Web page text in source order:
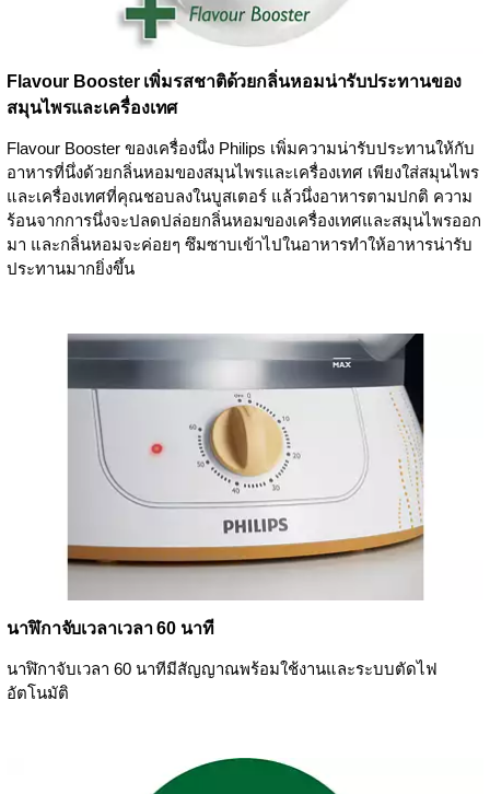
Flavour Booster เพิ่มรสชาติด้วยกลิ่นหอมน่ารับประทานของ
สมุนไพรและเครื่องเทศ
Flavour Booster ของเครื่องนึ่ง Philips เพิ่มความน่ารับประทานให้กับ
อาหารที่นึ่งด้วยกลิ่นหอมของสมุนไพรและเครื่องเทศ เพียงใส่สมุนไพร
และเครื่องเทศที่คุณชอบลงในบูสเตอร์ แล้วนึ่งอาหารตามปกติ ความ
ร้อนจากการนึ่งจะปลดปล่อยกลิ่นหอมของเครื่องเทศและสมุนไพรออก
มา และกลิ่นหอมจะค่อยๆ ซึมซาบเข้าไปในอาหารทำให้อาหารน่ารับ
ประทานมากยิ่งขึ้น
นาฬิกาจับเวลาเวลา 60 นาที
นาฬิกาจับเวลา 60 นาทีมีสัญญาณพร้อมใช้งานและระบบตัดไฟ
อัตโนมัติ